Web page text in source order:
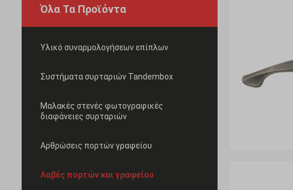
Όλα Τα Προϊόντα
Υλικό συναρμολογήσεων επίπλων
Συστήματα συρταριών Tandembox
Μαλακές στενές φωτογραφικές
διαφάνειες συρταριών
Αρθρώσεις πορτών γραφείου
Λαβές πορτών και γραφείου